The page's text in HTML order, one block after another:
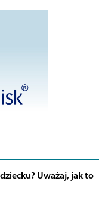
Uważaj, jak to